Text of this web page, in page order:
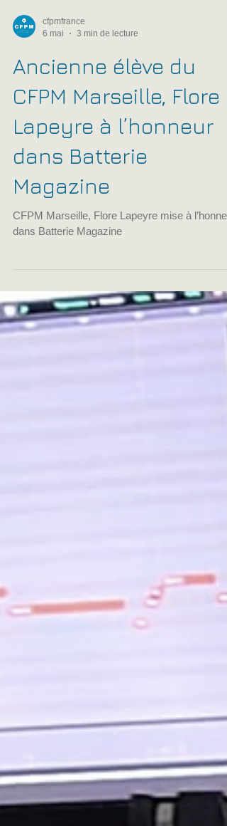
6 mai
3 min de lecture
Ancienne élève du
CFPM Marseille, Flore
Lapeyre à l’honneur
dans Batterie
Magazine